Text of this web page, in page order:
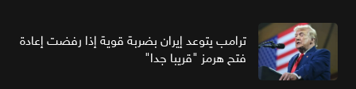
ترامب يتوعد إيران بضربة قوية إذا رفضت إعادة
فتح هرمز "قريبا جدا"